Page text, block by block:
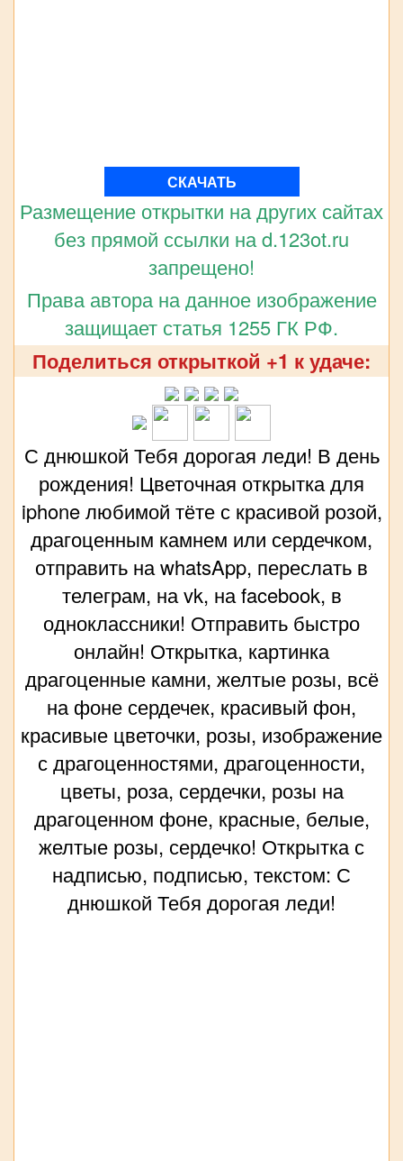
СКАЧАТЬ
Размещение открытки на других сайтах
без прямой ссылки на d.123ot.ru
запрещено!
Права автора на данное изображение
защищает статья 1255 ГК РФ.
Поделиться открыткой +1 к удаче:
С днюшкой Тебя дорогая леди! В день
рождения! Цветочная открытка для
iphone любимой тёте с красивой розой,
драгоценным камнем или сердечком,
отправить на whatsApp, переслать в
телеграм, на vk, на facebook, в
одноклассники! Отправить быстро
онлайн! Открытка, картинка
драгоценные камни, желтые розы, всё
на фоне сердечек, красивый фон,
красивые цветочки, розы, изображение
с драгоценностями, драгоценности,
цветы, роза, сердечки, розы на
драгоценном фоне, красные, белые,
желтые розы, сердечко! Открытка с
надписью, подписью, текстом: С
днюшкой Тебя дорогая леди!